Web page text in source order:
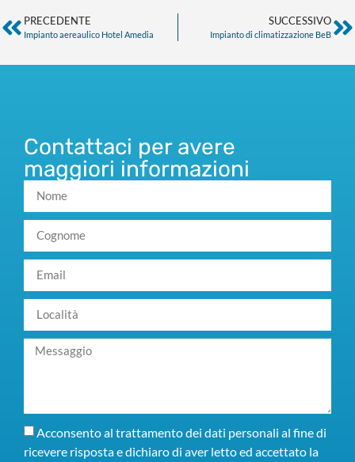
PRECEDENTE
Impianto aereaulico Hotel Amedia
SUCCESSIVO
Impianto di climatizzazione BeB
Contattaci per avere
maggiori informazioni
Acconsento al trattamento dei dati personali al fine di
ricevere risposta e dichiaro di aver letto ed accettato la